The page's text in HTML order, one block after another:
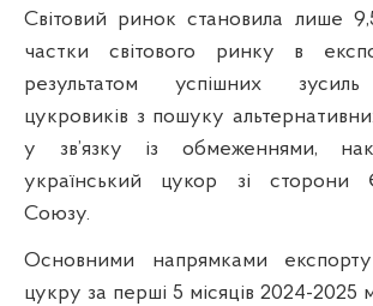
Світовий ринок становила лише
частки світового ринку в
результатом успішних зусиль
цукровиків з пошуку
у зв’язку із обмеженнями,
український цукор зі сторони
Союзу.
Основними напрямками експорту
цукру за перші 5 місяців 2024-2025